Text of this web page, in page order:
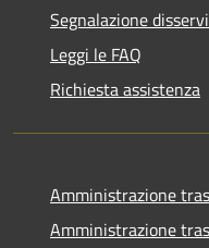
Segnalazione
Leggi le FAQ
Richiesta assistenza
Amministrazione
Amministrazione